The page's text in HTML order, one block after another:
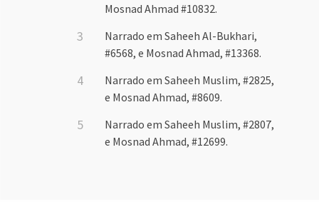
Mosnad Ahmad #10832.
Narrado em Saheeh Al-Bukhari,
#6568, e Mosnad Ahmad, #13368.
Narrado em Saheeh Muslim, #2825,
e Mosnad Ahmad, #8609.
Narrado em Saheeh Muslim, #2807,
e Mosnad Ahmad, #12699.